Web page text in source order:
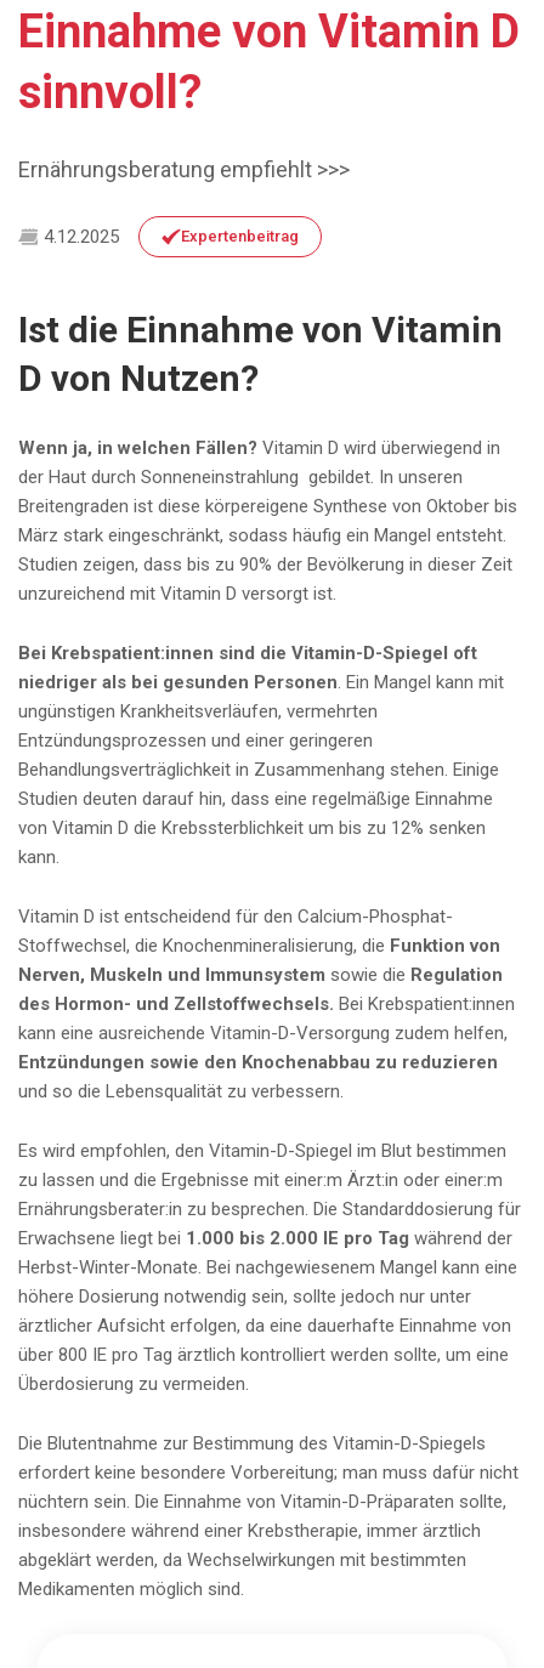
Einnahme von Vitamin D
sinnvoll?
Ernährungsberatung empfiehlt >>>
4.12.2025 Expertenbeitrag
Ist die Einnahme von Vitamin
D von Nutzen?
Wenn ja, in welchen Fällen? Vitamin D wird überwiegend in
der Haut durch Sonneneinstrahlung gebildet. In unseren
Breitengraden ist diese körpereigene Synthese von Oktober bis
März stark eingeschränkt, sodass häufig ein Mangel entsteht.
Studien zeigen, dass bis zu 90% der Bevölkerung in dieser Zeit
unzureichend mit Vitamin D versorgt ist.​
Bei Krebspatient:innen sind die Vitamin-D-Spiegel oft
niedriger als bei gesunden Personen. Ein Mangel kann mit
ungünstigen Krankheitsverläufen, vermehrten
Entzündungsprozessen und einer geringeren
Behandlungsverträglichkeit in Zusammenhang stehen. Einige
Studien deuten darauf hin, dass eine regelmäßige Einnahme
von Vitamin D die Krebssterblichkeit um bis zu 12% senken
kann.
Vitamin D ist entscheidend für den Calcium-Phosphat-
Stoffwechsel, die Knochenmineralisierung, die Funktion von
Nerven, Muskeln und Immunsystem sowie die Regulation
des Hormon- und Zellstoffwechsels. Bei Krebspatient:innen
kann eine ausreichende Vitamin-D-Versorgung zudem helfen,
Entzündungen sowie den Knochenabbau zu reduzieren
und so die Lebensqualität zu verbessern.
Es wird empfohlen, den Vitamin-D-Spiegel im Blut bestimmen
zu lassen und die Ergebnisse mit einer:m Ärzt:in oder einer:m
Ernährungsberater:in zu besprechen. Die Standarddosierung für
Erwachsene liegt bei 1.000 bis 2.000 IE pro Tag während der
Herbst-Winter-Monate. Bei nachgewiesenem Mangel kann eine
höhere Dosierung notwendig sein, sollte jedoch nur unter
ärztlicher Aufsicht erfolgen, da eine dauerhafte Einnahme von
über 800 IE pro Tag ärztlich kontrolliert werden sollte, um eine
Überdosierung zu vermeiden.
Die Blutentnahme zur Bestimmung des Vitamin-D-Spiegels
erfordert keine besondere Vorbereitung; man muss dafür nicht
nüchtern sein. Die Einnahme von Vitamin-D-Präparaten sollte,
insbesondere während einer Krebstherapie, immer ärztlich
abgeklärt werden, da Wechselwirkungen mit bestimmten
Medikamenten möglich sind.